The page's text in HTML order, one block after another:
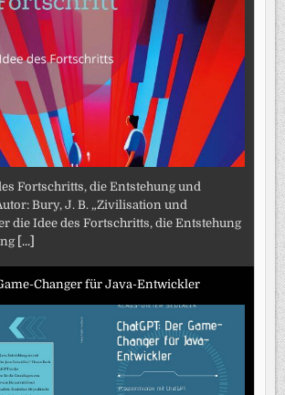
Fortschritts, die Entstehung und
Bury, J. B. „Zivilisation und
die Idee des Fortschritts, die Entstehung
[...]
Changer für Java-Entwickler